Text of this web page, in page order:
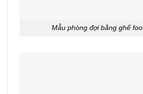
Mẫu phòng đợi bằng ghế